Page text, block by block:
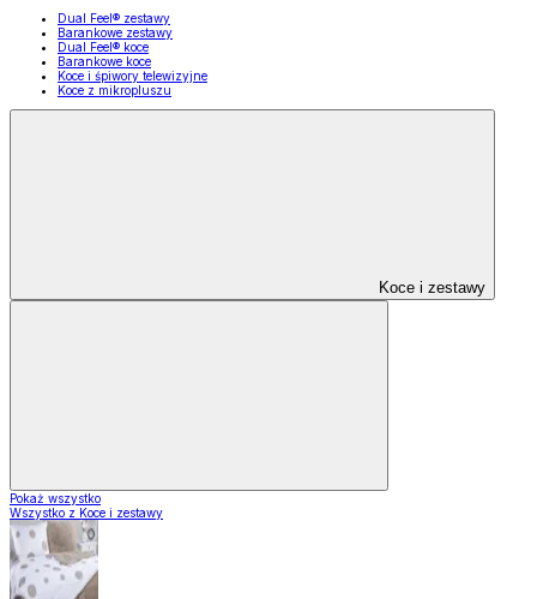
Dual Feel® zestawy
Barankowe zestawy
Dual Feel® koce
Barankowe koce
Koce i śpiwory telewizyjne
Koce z mikropluszu
Koce i zestawy
Pokaż wszystko
Wszystko z Koce i zestawy